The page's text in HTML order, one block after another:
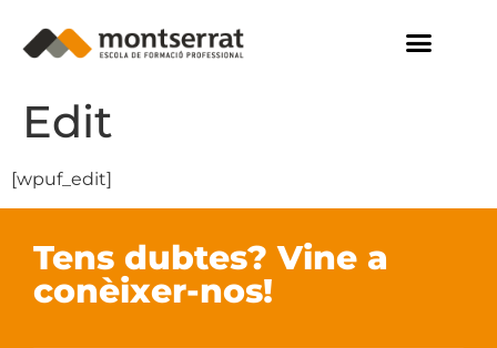
Edit
[wpuf_edit]
Tens dubtes? Vine a
conèixer-nos!